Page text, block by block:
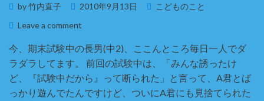
by竹内直子
Posted
2010年9月13日
こどものこと
Leave a comment
来
不
安・・・
今、期末試験中の長男(中2)、ここんところ毎日一人でダ
ラダラしてます。 前回の試験中は、「みんな誘ったけ
ど、『試験中だから』って断られた」と言って、A君とば
っかり遊んでたんですけど、ついにA君にも見捨てられた